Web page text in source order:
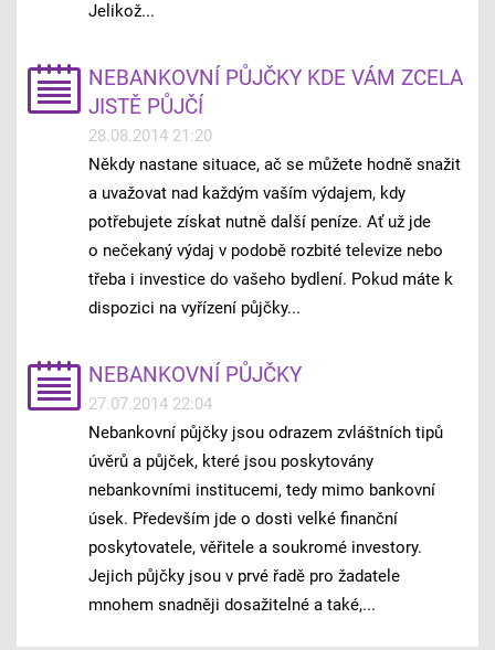
Jelikož...
NEBANKOVNÍ PŮJČKY KDE VÁM ZCELA
JISTĚ PŮJČÍ
28.08.2014 21:20
Někdy nastane situace, ač se můžete hodně snažit
a uvažovat nad každým vaším výdajem, kdy
potřebujete získat nutně další peníze. Ať už jde
o nečekaný výdaj v podobě rozbité televize nebo
třeba i investice do vašeho bydlení. Pokud máte k
dispozici na vyřízení půjčky...
NEBANKOVNÍ PŮJČKY
27.07.2014 22:04
Nebankovní půjčky jsou odrazem zvláštních tipů
úvěrů a půjček, které jsou poskytovány
nebankovními institucemi, tedy mimo bankovní
úsek. Především jde o dosti velké finanční
poskytovatele, věřitele a soukromé investory.
Jejich půjčky jsou v prvé řadě pro žadatele
mnohem snadněji dosažitelné a také,...